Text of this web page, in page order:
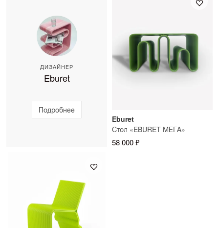
можно уточнить у консультанта SAMPLE.
ДИЗАЙНЕР
Eburet
Подробнее
Eburet
Стол «EBURET МЕГА»
58 000 ₽